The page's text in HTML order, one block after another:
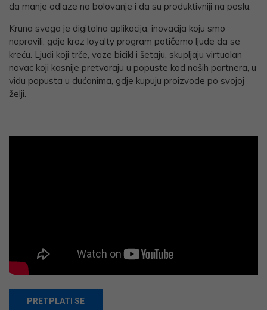
da manje odlaze na bolovanje i da su produktivniji na poslu.
Kruna svega je digitalna aplikacija, inovacija koju smo
napravili, gdje kroz loyalty program potičemo ljude da se
kreću. Ljudi koji trče, voze bicikl i šetaju, skupljaju virtualan
novac koji kasnije pretvaraju u popuste kod naših partnera, u
vidu popusta u dućanima, gdje kupuju proizvode po svojoj
želji.
PRETPLATI SE